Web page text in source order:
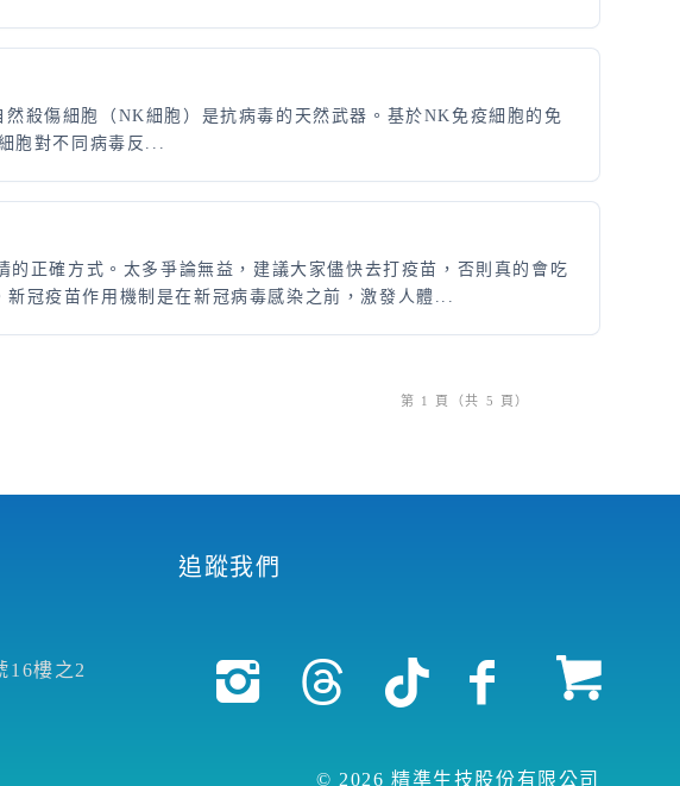
傷細胞（NK細胞）是抗病毒的天然武器。基於NK免疫細胞的免
胞對不同病毒反...
正確方式。太多爭論無益，建議大家儘快去打疫苗，否則真的會吃
冠疫苗作用機制是在新冠病毒感染之前，激發人體...
第 1 頁（共 5 頁）
16樓之2
追蹤我們
© 2026 精準生技股份有限公司